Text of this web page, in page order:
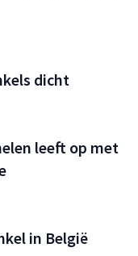
dicht
leeft op met
in België